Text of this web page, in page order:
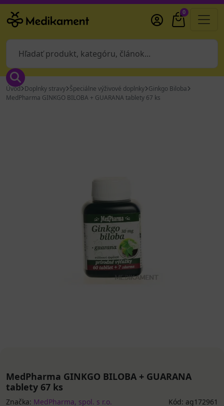
0
Úvod Doplnky stravy Špeciálne výživové doplnky Ginkgo Biloba
MedPharma GINKGO BILOBA + GUARANA tablety 67 ks
MedPharma GINKGO BILOBA + GUARANA
tablety 67 ks
Značka: MedPharma, spol. s r.o. Kód: ag172961